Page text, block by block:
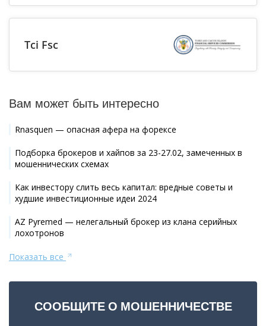
Tci Fsc
Вам может быть интересно
Rnasquen — опасная афера на форексе
Подборка брокеров и хайпов за 23-27.02, замеченных в
мошеннических схемах
Как инвестору слить весь капитал: вредные советы и
худшие инвестиционные идеи 2024
AZ Pyremed — нелегальный брокер из клана серийных
лохотронов
Показать все
СООБЩИТЕ О МОШЕННИЧЕСТВЕ